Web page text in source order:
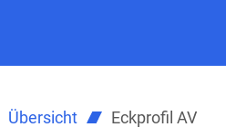
Übersicht Eckprofil AV